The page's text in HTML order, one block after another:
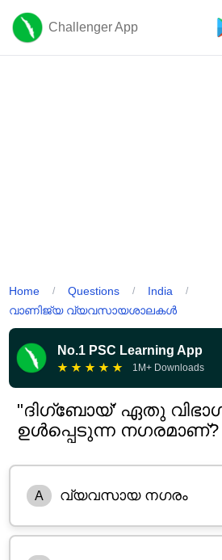
Challenger App
Home / Questions / India /
വാണിജ്യ വ്യവസായശാലകൾ
No.1 PSC Learning App
★ ★ ★ ★ ★ 1M+ Downloads
"ദിഗ്ബോയ്' ഏതു
ഉൾപ്പെടുന്ന നഗരമാണ്?
A വ്യവസായ നഗരം